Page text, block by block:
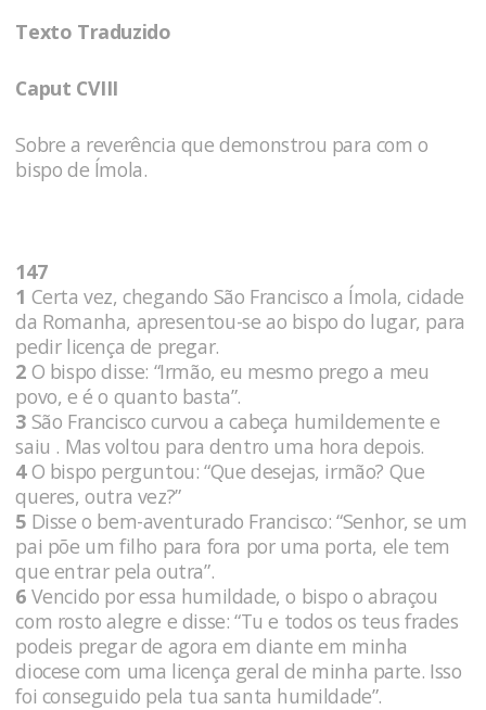
Texto Traduzido
Caput CVIII
Sobre a reverência que demonstrou para com o
bispo de Ímola.
147
1 Certa vez, chegando São Francisco a Ímola, cidade
da Romanha, apresentou-se ao bispo do lugar, para
pedir licença de pregar.
2 O bispo disse: “Irmão, eu mesmo prego a meu
povo, e é o quanto basta”.
3 São Francisco curvou a cabeça humildemente e
saiu . Mas voltou para dentro uma hora depois.
4O bispo perguntou: “Que desejas, irmão? Que
queres, outra vez?”
5 Disse o bem-aventurado Francisco: “Senhor, se um
pai põe um filho para fora por uma porta, ele tem
que entrar pela outra”.
6 Vencido por essa humildade, o bispo o abraçou
com rosto alegre e disse: “Tu e todos os teus frades
podeis pregar de agora em diante em minha
diocese com uma licença geral de minha parte. Isso
foi conseguido pela tua santa humildade”.